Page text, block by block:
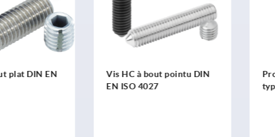
plat DIN EN
Vis HC à bout pointu DIN
EN ISO 4027